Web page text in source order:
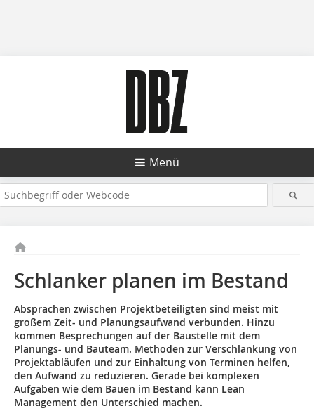
Menü
Schlanker planen im Bestand
Absprachen zwischen Projektbeteiligten sind meist mit
großem Zeit- und Planungsaufwand verbunden. Hinzu
kommen Besprechungen auf der Baustelle mit dem
Planungs- und Bauteam. Methoden zur Verschlankung von
Projektabläufen und zur Einhaltung von Terminen helfen,
den Aufwand zu reduzieren. Gerade bei komplexen
Aufgaben wie dem Bauen im Bestand kann Lean
Management den Unterschied machen.